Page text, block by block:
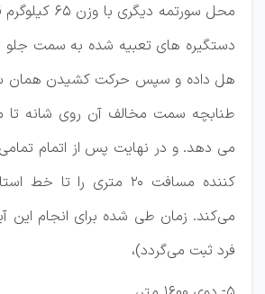
محل سورتمه
هل داده و سپس حرکت کشیدن همان
طنابچه سمت مخالف آن روی شانه تا
می دهد. و در نهایت پس از اتمام
کننده مسافت 20 متری را
می‌کند. زمان طی شده برای انجام این
فرد ثبت می‌گردد)،